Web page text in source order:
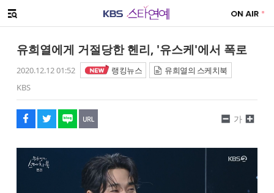
메뉴 열기
유희열에게 거절당한 헨리, '유스케'에서 폭로
2020.12.12 01:52 랭킹뉴스
유희열의 스케치북
KBS
페이스북
트위터
네이버
URL복사
글씨 작게보기
가
글씨 크게보기
해시태그